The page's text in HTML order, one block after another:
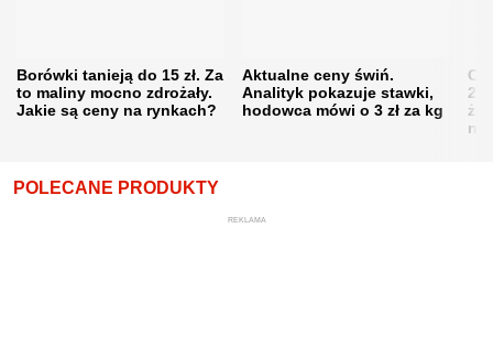
Borówki tanieją do 15 zł. Za
to maliny mocno zdrożały.
Jakie są ceny na rynkach?
Aktualne ceny świń.
Analityk pokazuje stawki,
hodowca mówi o 3 zł za kg
POLECANE PRODUKTY
REKLAMA